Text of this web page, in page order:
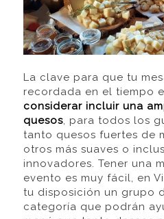
La clave para que tu
recordada en el tiempo
considerar incluir una
quesos, para todos los
tanto quesos fuertes de
otros más suaves o
innovadores. Tener una
evento es muy fácil, en
tu disposición un grupo
categoría que podrán